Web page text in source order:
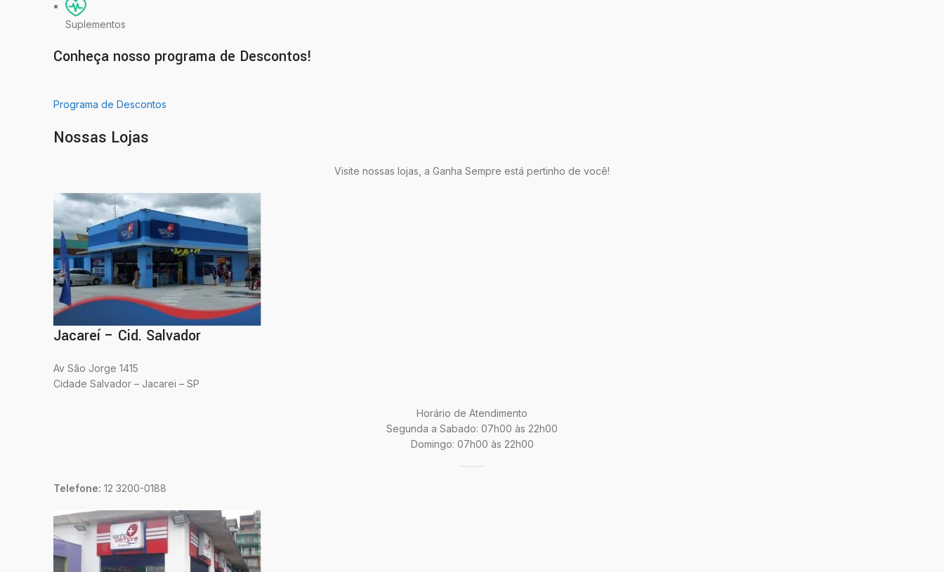
Suplementos
Conheça nosso programa de Descontos!
Programa de Descontos
Nossas Lojas
Visite nossas lojas, a Ganha Sempre está pertinho de você!
Jacareí – Cid. Salvador
Av São Jorge 1415
Cidade Salvador – Jacarei – SP
Horário de Atendimento
Segunda a Sabado: 07h00 às 22h00
Domingo: 07h00 às 22h00
Telefone: 12 3200-0188